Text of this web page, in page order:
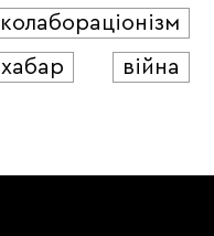
колабораціонізм
хабар війна